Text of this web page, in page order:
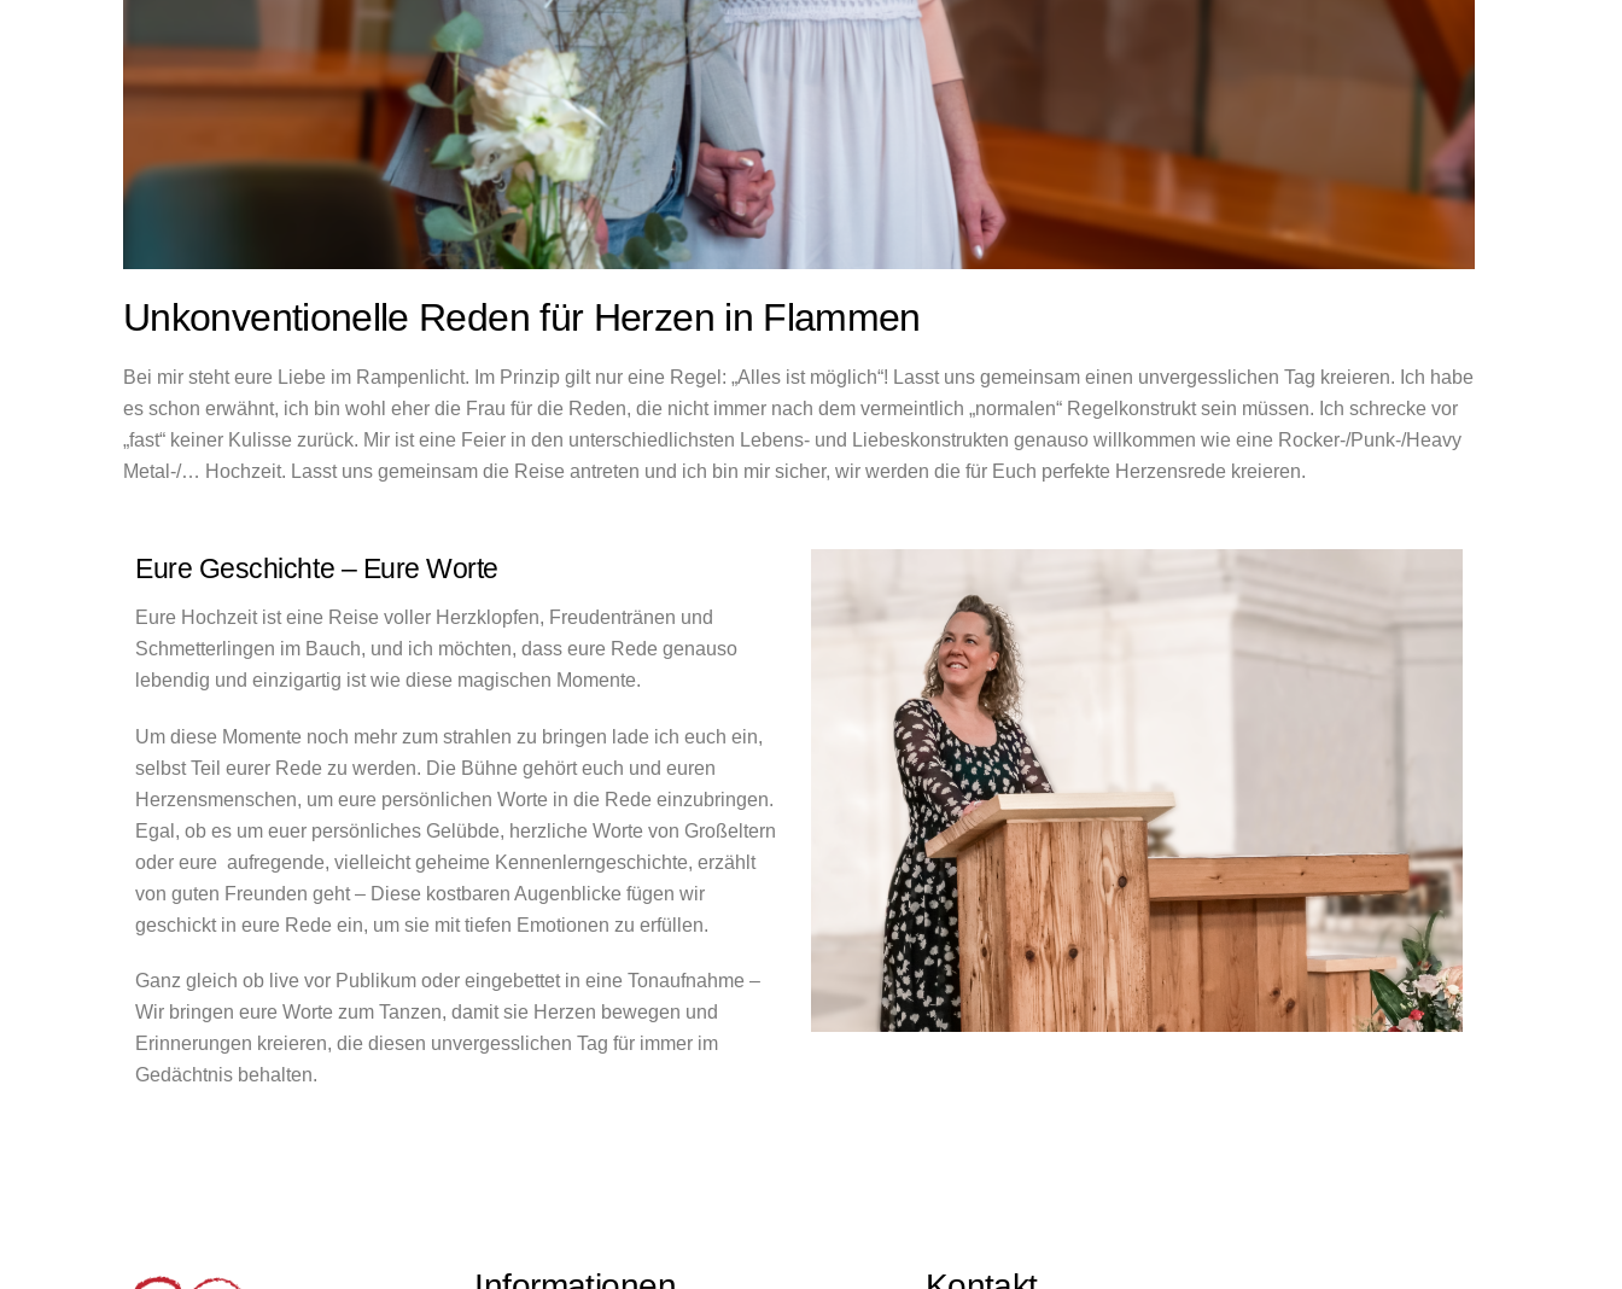
Unkonventionelle Reden für Herzen in Flammen
Bei mir steht eure Liebe im Rampenlicht. Im Prinzip gilt nur eine Regel: „Alles ist möglich“! Lasst uns gemeinsam einen unvergesslichen Tag kreieren. Ich habe
es schon erwähnt, ich bin wohl eher die Frau für die Reden, die nicht immer nach dem vermeintlich „normalen“ Regelkonstrukt sein müssen. Ich schrecke vor
„fast“ keiner Kulisse zurück. Mir ist eine Feier in den unterschiedlichsten Lebens- und Liebeskonstrukten genauso willkommen wie eine Rocker-/Punk-/Heavy
Metal-/… Hochzeit. Lasst uns gemeinsam die Reise antreten und ich bin mir sicher, wir werden die für Euch perfekte Herzensrede kreieren.
Eure Geschichte – Eure Worte
Eure Hochzeit ist eine Reise voller Herzklopfen, Freudentränen und
Schmetterlingen im Bauch, und ich möchten, dass eure Rede genauso
lebendig und einzigartig ist wie diese magischen Momente.
Um diese Momente noch mehr zum strahlen zu bringen lade ich euch ein,
selbst Teil eurer Rede zu werden. Die Bühne gehört euch und euren
Herzensmenschen, um eure persönlichen Worte in die Rede einzubringen.
Egal, ob es um euer persönliches Gelübde, herzliche Worte von Großeltern
oder eure aufregende, vielleicht geheime Kennenlerngeschichte, erzählt
von guten Freunden geht – Diese kostbaren Augenblicke fügen wir
geschickt in eure Rede ein, um sie mit tiefen Emotionen zu erfüllen.
Ganz gleich ob live vor Publikum oder eingebettet in eine Tonaufnahme –
Wir bringen eure Worte zum Tanzen, damit sie Herzen bewegen und
Erinnerungen kreieren, die diesen unvergesslichen Tag für immer im
Gedächtnis behalten.